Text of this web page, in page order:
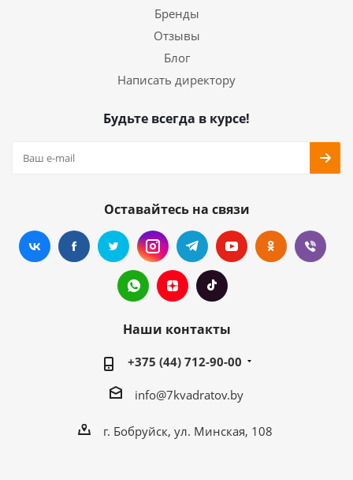
Бренды
Отзывы
Блог
Написать директору
Будьте всегда в курсе!
Оставайтесь на связи
Наши контакты
+375 (44) 712-90-00
info@7kvadratov.by
г. Бобруйск, ул. Минская, 108